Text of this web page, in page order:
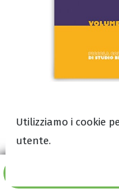
5,00€
Utilizziamo i cookie
utente.